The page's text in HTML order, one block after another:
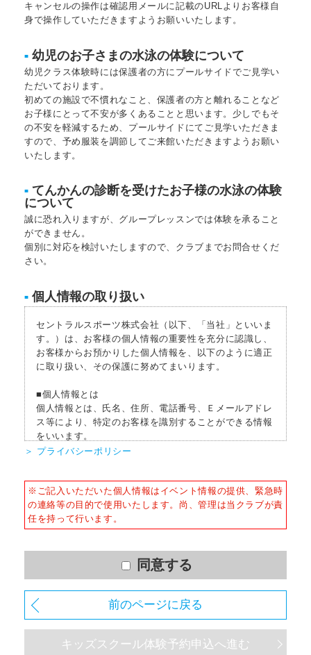
キャンセルの操作は確認用メールに記載のURLよりお客様自
身で操作していただきますようお願いいたします。
■ 幼児のお子さまの水泳の体験について
幼児クラス体験時には保護者の方にプールサイドでご見学い
ただいております。
初めての施設で不慣れなこと、保護者の方と離れることなど
お子様にとって不安が多くあることと思います。少しでもそ
の不安を軽減するため、プールサイドにてご見学いただきま
すので、予め服装を調節してご来館いただきますようお願い
いたします。
■ てんかんの診断を受けたお子様の水泳の体験
について
誠に恐れ入りますが、グループレッスンでは体験を承ること
ができません。
個別に対応を検討いたしますので、クラブまでお問合せくだ
さい。
■ 個人情報の取り扱い
セントラルスポーツ株式会社（以下、「当社」といいま
す。）は、お客様の個人情報の重要性を充分に認識し、
お客様からお預かりした個人情報を、以下のように適正
に取り扱い、その保護に努めてまいります。
■個人情報とは
個人情報とは、氏名、住所、電話番号、Ｅメールアドレ
ス等により、特定のお客様を識別することができる情報
をいいます。
かつ適正な方法によりお客様の個人情報を収集いたしま
す。
させて頂きます。また、違法または不当な行為を助長
し、または誘発するおそれがある方法による個人情報の
利用を行いません。
2) ご利用上の諸連絡や利用状況の確認のため
3) 運動プログラム（カウンセリングを含む）等、新商
＞ プライバシーポリシー
※ご記入いただいた個人情報はイベント情報の提供、緊急時
の連絡等の目的で使用いたします。尚、管理は当クラブが責
任を持って行います。
同意する
前のページに戻る
キッズスクール体験予約申込へ進む